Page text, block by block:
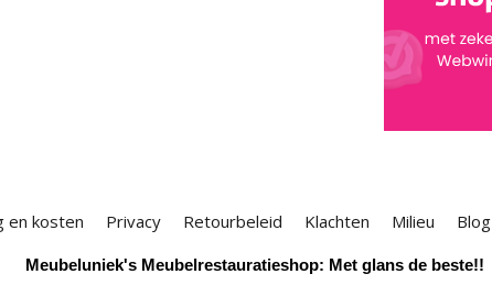
en kosten Privacy Retourbeleid Klachten Milieu Blog
Meubeluniek's Meubelrestauratieshop: Met glans de beste!!